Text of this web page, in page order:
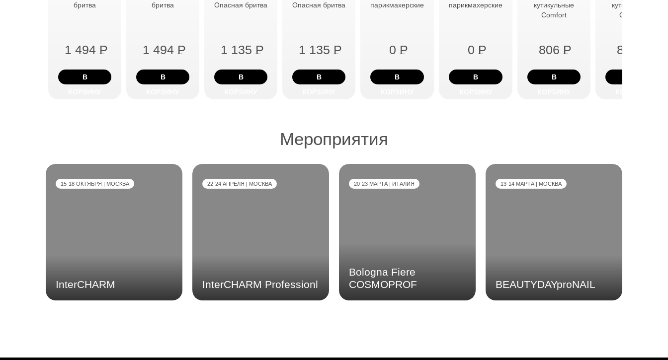
бритва
1 494 P
В
бритва
1 494 P
В
Опасная бритва
1 135 P
В
Опасная бритва
1 135 P
В
парикмахерские
0 P
В
парикмахерские
0 P
В
кутикульные
Comfort
806 P
В
кутикульные
Comfort
806
Мероприятия
15-18 ОКТЯБРЯ | МОСКВА
InterCHARM
22-24 АПРЕЛЯ | МОСКВА
InterCHARM Professionl
20-23 МАРТА | ИТАЛИЯ
Bologna Fiere
COSMOPROF
13-14 МАРТА | МОСКВА
BEAUTYDAYproNAIL